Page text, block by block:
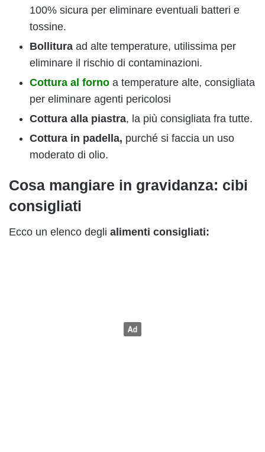
100% sicura per eliminare eventuali batteri e
tossine.
Bollitura ad alte temperature, utilissima per
eliminare il rischio di contaminazioni.
Cottura al forno a temperature alte, consigliata
per eliminare agenti pericolosi
Cottura alla piastra, la più consigliata fra tutte.
Cottura in padella, purché si faccia un uso
moderato di olio.
Cosa mangiare in gravidanza: cibi
consigliati
Ecco un elenco degli alimenti consigliati: